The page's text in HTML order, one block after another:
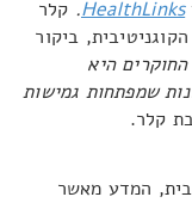
HealthLinks
. קלר
ביקור
היא
שמפתחות גמישות
קלר.
המדע מאשר